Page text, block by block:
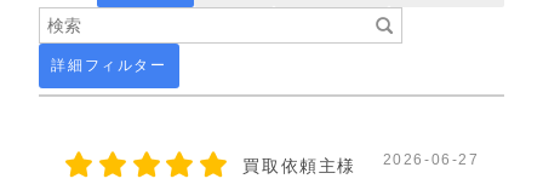
詳細フィルター
買取依頼主様 2026-06-27